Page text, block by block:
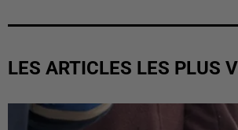
LES ARTICLES LES PLUS